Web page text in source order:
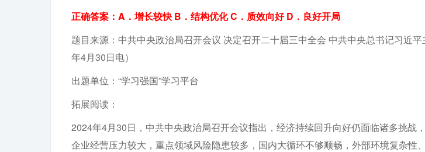
正确答案：A．增长较快 B．结构优化 C．质效向好 D．良好开局
题目来源：中共中央政治局召开会议 决定召开二十届三中全会 中共中央总书记习近
年4月30日电）
出题单位：“学习强国”学习平台
拓展阅读：
2024年4月30日，中共中央政治局召开会议指出，经济持续回升向好仍面临诸多挑战
企业经营压力较大，重点领域风险隐患较多，国内大循环不够顺畅，外部环境复杂性